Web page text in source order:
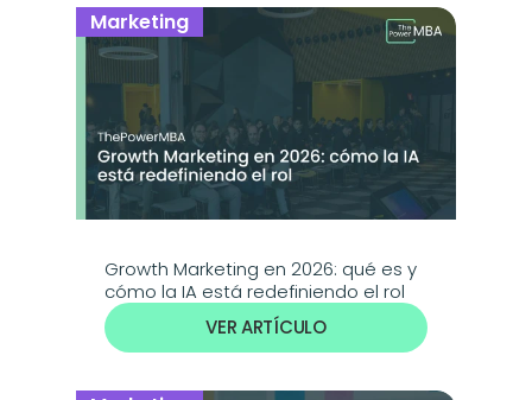
Marketing
Growth Marketing en 2026: qué es y
cómo la IA está redefiniendo el rol
VER ARTÍCULO